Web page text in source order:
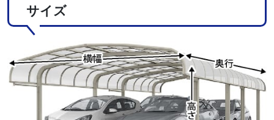
サイズ